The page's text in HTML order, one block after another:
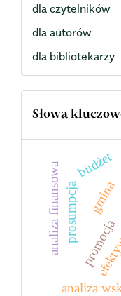
dla czytelników
dla autorów
dla bibliotekarzy
Słowa
gmina
promocja
analiza
prosumpcja
analiza finansowa budżet